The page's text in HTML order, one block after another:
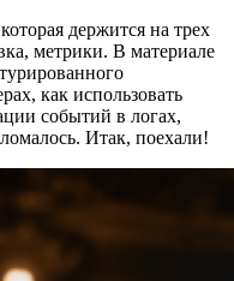
держится на трех
метрики. В материале
как использовать
событий в логах,
Итак, поехали!